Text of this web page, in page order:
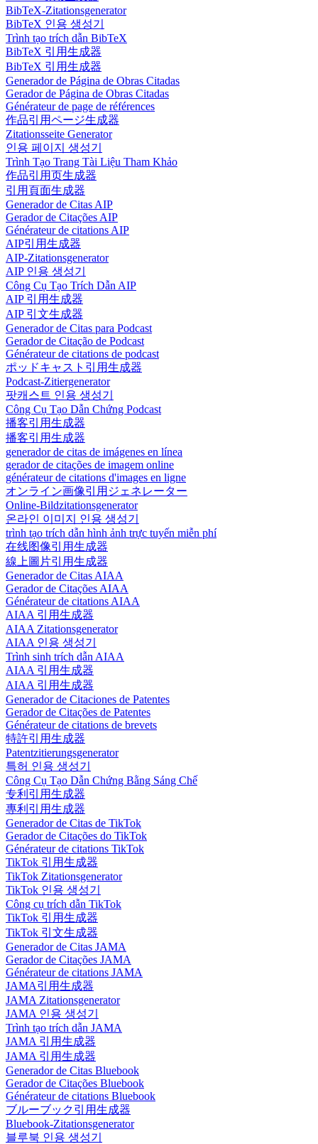
BibTeX-Zitationsgenerator
BibTeX 인용 생성기
Trình tạo trích dẫn BibTeX
BibTeX 引用生成器
BibTeX 引用生成器
Generador de Página de Obras Citadas
Gerador de Página de Obras Citadas
Générateur de page de références
作品引用ページ生成器
Zitationsseite Generator
인용 페이지 생성기
Trình Tạo Trang Tài Liệu Tham Khảo
作品引用页生成器
引用頁面生成器
Generador de Citas AIP
Gerador de Citações AIP
Générateur de citations AIP
AIP引用生成器
AIP-Zitationsgenerator
AIP 인용 생성기
Công Cụ Tạo Trích Dẫn AIP
AIP 引用生成器
AIP 引文生成器
Generador de Citas para Podcast
Gerador de Citação de Podcast
Générateur de citations de podcast
ポッドキャスト引用生成器
Podcast-Zitiergenerator
팟캐스트 인용 생성기
Công Cụ Tạo Dẫn Chứng Podcast
播客引用生成器
播客引用生成器
generador de citas de imágenes en línea
gerador de citações de imagem online
générateur de citations d'images en ligne
オンライン画像引用ジェネレーター
Online-Bildzitationsgenerator
온라인 이미지 인용 생성기
trình tạo trích dẫn hình ảnh trực tuyến miễn phí
在线图像引用生成器
線上圖片引用生成器
Generador de Citas AIAA
Gerador de Citações AIAA
Générateur de citations AIAA
AIAA 引用生成器
AIAA Zitationsgenerator
AIAA 인용 생성기
Trình sinh trích dẫn AIAA
AIAA 引用生成器
AIAA 引用生成器
Generador de Citaciones de Patentes
Gerador de Citações de Patentes
Générateur de citations de brevets
特許引用生成器
Patentzitierungsgenerator
특허 인용 생성기
Công Cụ Tạo Dẫn Chứng Bằng Sáng Chế
专利引用生成器
專利引用生成器
Generador de Citas de TikTok
Gerador de Citações do TikTok
Générateur de citations TikTok
TikTok 引用生成器
TikTok Zitationsgenerator
TikTok 인용 생성기
Công cụ trích dẫn TikTok
TikTok 引用生成器
TikTok 引文生成器
Generador de Citas JAMA
Gerador de Citações JAMA
Générateur de citations JAMA
JAMA引用生成器
JAMA Zitationsgenerator
JAMA 인용 생성기
Trình tạo trích dẫn JAMA
JAMA 引用生成器
JAMA 引用生成器
Generador de Citas Bluebook
Gerador de Citações Bluebook
Générateur de citations Bluebook
ブルーブック引用生成器
Bluebook-Zitationsgenerator
블루북 인용 생성기